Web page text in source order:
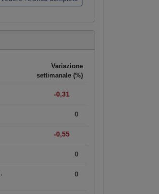
Variazione
settimanale (%)
-0,31
0
-0,55
0
0